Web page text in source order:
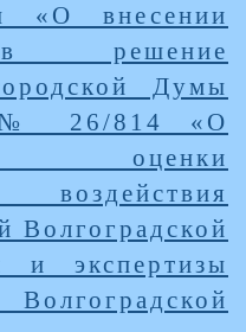
«О внесении
решение
Думы
№ 26/814 «О
оценки
воздействия
Волгоградской
и экспертизы